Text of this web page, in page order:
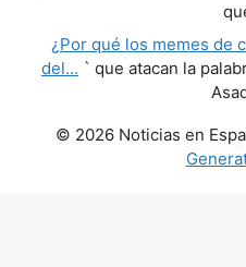
¿Por qué los memes de
del… ` que atacan la
© 2026 Noticias en